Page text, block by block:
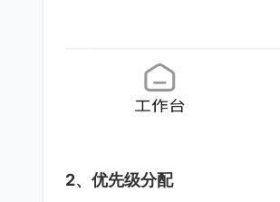
2、优先级分配